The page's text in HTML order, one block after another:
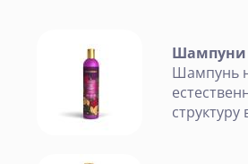
Шампуни
Шампунь